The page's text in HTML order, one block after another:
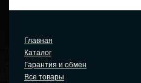
Главная
Каталог
Гарантия и обмен
Все товары